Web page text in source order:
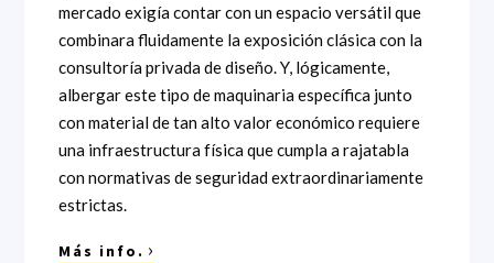
mercado exigía contar con un espacio versátil que
combinara fluidamente la exposición clásica con la
consultoría privada de diseño. Y, lógicamente,
albergar este tipo de maquinaria específica junto
con material de tan alto valor económico requiere
una infraestructura física que cumpla a rajatabla
con normativas de seguridad extraordinariamente
estrictas.
Más info. ›